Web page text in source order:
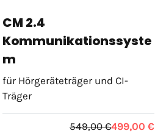
CM 2.4
Kommunikationssyste
m
für Hörgeräteträger und CI-
Träger
549,00 €499,00 €